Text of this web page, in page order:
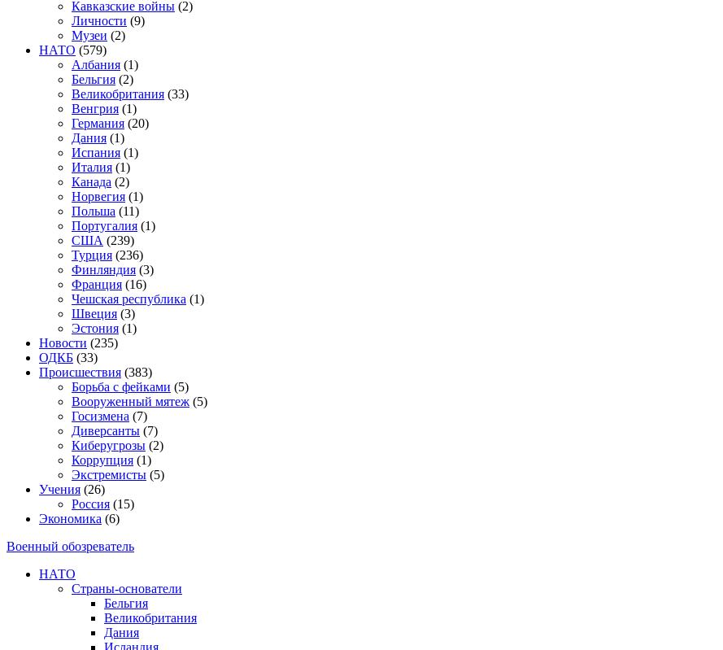
Кавказские войны (2)
Личности (9)
Музеи (2)
НАТО (579)
Албания (1)
Бельгия (2)
Великобритания (33)
Венгрия (1)
Германия (20)
Дания (1)
Испания (1)
Италия (1)
Канада (2)
Норвегия (1)
Польша (11)
Португалия (1)
США (239)
Турция (236)
Финляндия (3)
Франция (16)
Чешская республика (1)
Швеция (3)
Эстония (1)
Новости (235)
ОДКБ (33)
Происшествия (383)
Борьба с фейками (5)
Вооруженный мятеж (5)
Госизмена (7)
Диверсанты (7)
Киберугрозы (2)
Коррупция (1)
Экстремисты (5)
Учения (26)
Россия (15)
Экономика (6)
Военный обозреватель
НАТО
Страны-основатели
Бельгия
Великобритания
Дания